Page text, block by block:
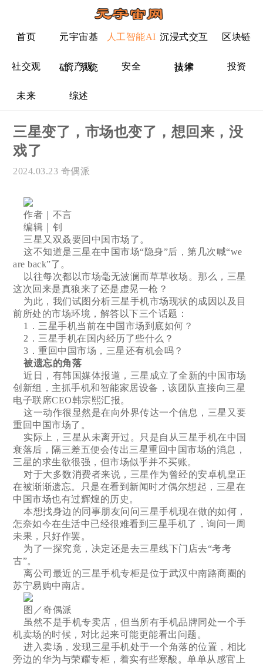
首页 元宇宙基
础、系统
人工智能AI 沉浸式交互
技术
区块链
社交观 资产观 安全 法律 投资
未来 综述
三星变了，市场也变了，想回来，没
戏了
2024.03.23 奇偶派
作者｜不言
编辑｜钊
三星又双叒要回中国市场了。
这不知道是三星在中国市场“隐身”后，第几次喊“we
are back”了。
以往每次都以市场毫无波澜而草草收场。那么，三星
这次回来是真狼来了还是虚晃一枪？
为此，我们试图分析三星手机市场现状的成因以及目
前所处的市场环境，解答以下三个话题：
1．三星手机当前在中国市场到底如何？
2．三星手机在国内经历了些什么？
3．重回中国市场，三星还有机会吗？
被遗忘的角落
近日，有韩国媒体报道，三星成立了全新的中国市场
创新组，主抓手机和智能家居设备，该团队直接向三星
电子联席CEO韩宗熙汇报。
这一动作很显然是在向外界传达一个信息，三星又要
重回中国市场了。
实际上，三星从未离开过。只是自从三星手机在中国
衰落后，隔三差五便会传出三星重回中国市场的消息，
三星的求生欲很强，但市场似乎并不买账。
对于大多数消费者来说，三星作为曾经的安卓机皇正
在被渐渐遗忘。只是在看到新闻时才偶尔想起，三星在
中国市场也有过辉煌的历史。
本想找身边的同事朋友问问三星手机现在做的如何，
怎奈如今在生活中已经很难看到三星手机了，询问一周
未果，只好作罢。
为了一探究竟，决定还是去三星线下门店去“考考
古”。
离公司最近的三星手机专柜是位于武汉中南路商圈的
苏宁易购中南店。
图／奇偶派
虽然不是手机专卖店，但当所有手机品牌同处一个手
机卖场的时候，对比起来可能更能看出问题。
进入卖场，发现三星手机处于一个角落的位置，相比
旁边的华为与荣耀专柜，着实有些寒酸。单单从感官上